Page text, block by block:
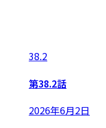
38.2
第38.2話
2026年6月2日